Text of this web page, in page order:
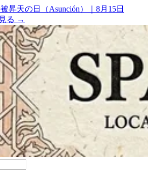
昇天の日（Asunción）
8月15日
る →